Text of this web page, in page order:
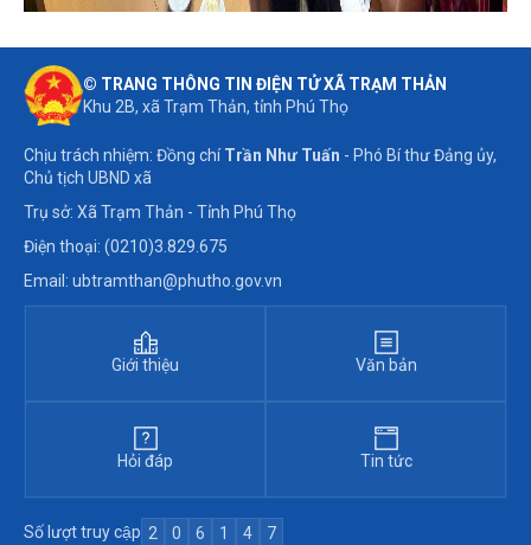
© TRANG THÔNG TIN ĐIỆN TỬ XÃ TRẠM THẢN
Khu 2B, xã Trạm Thản, tỉnh Phú Thọ
Chịu trách nhiệm: Đồng chíTrần Như Tuấn - Phó Bí thư Đảng ủy,
Chủ tịch UBND xã
Trụ sở: Xã Trạm Thản - Tỉnh Phú Thọ
Điện thoại: (0210)3.829.675
Email: ubtramthan@phutho.gov.vn
Giới thiệu Văn bản
Hỏi đáp Tin tức
Số lượt truy cập 2 0 6 1 4 7